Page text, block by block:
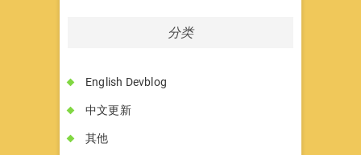
分类
English Devblog
中文更新
其他